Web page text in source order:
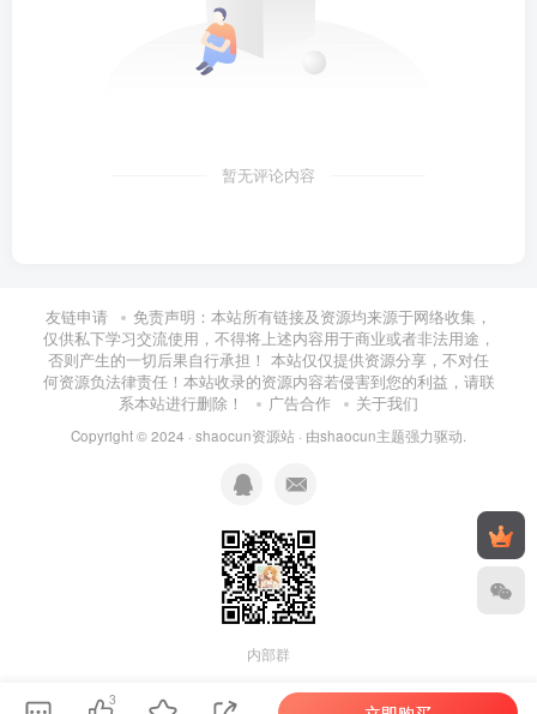
暂无评论内容
友链申请
免责声明：本站所有链接及资源均来源于网络收集，
仅供私下学习交流使用，不得将上述内容用于商业或者非法用途，
否则产生的一切后果自行承担！ 本站仅仅提供资源分享，不对任
何资源负法律责任！本站收录的资源内容若侵害到您的利益，请联
系本站进行删除！
广告合作 关于我们
Copyright © 2024 · shaocun资源站 · 由shaocun主题强力驱动.
内部群
3